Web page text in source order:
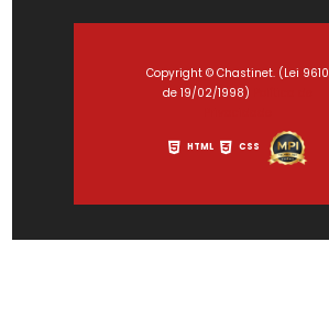
Copyright © Chastinet. (Lei 9610
de 19/02/1998)
HTML CSS